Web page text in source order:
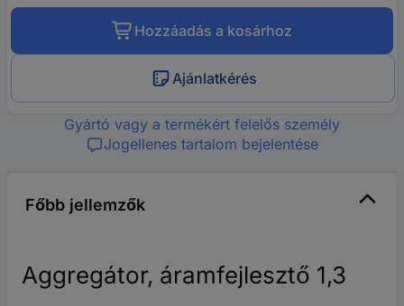
Hozzáadás a kosárhoz
Ajánlatkérés
Gyártó vagy a termékért felelős személy
Jogellenes tartalom bejelentése
Főbb jellemzők
Aggregátor, áramfejlesztő 1,3